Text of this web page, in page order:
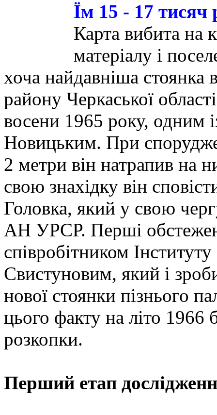
Їм 15 - 17 тисяч
Карта вибита на
матеріалу і
хоча найдавніша стоянка
району Черкаської
восени 1965 року, одним
Новицьким. При
2 метри він натрапив
свою знахідку він
Головка, який у свою
АН УРСР. Перші
співробітником
Свистуновим, який і
нової стоянки пізнього
цього факту на літо 1966
розкопки.
Перший етап